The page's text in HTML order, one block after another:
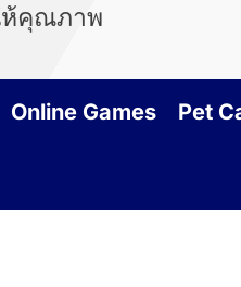
ห้คุณภาพ
Online Games Pet